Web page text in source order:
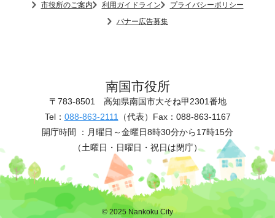
市役所のご案内 利用ガイドライン
プライバシーポリシー
バナー広告募集
南国市役所
〒783-8501 高知県南国市大そね甲2301番地
Tel： 088-863-2111 （代表） Fax：088-863-1167
開庁時間 ： 月曜日～金曜日8時30分から17時15分
（土曜日・日曜日・祝日は閉庁）
© 2025 Nankoku City